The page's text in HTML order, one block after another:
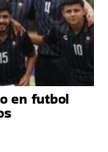
en futbol